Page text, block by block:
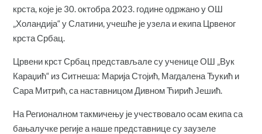
крста, које је 30. октобра 2023. године одржано у ОШ
„Холандија“ у Слатини, учешће је узела и екипа Црвеног
крста Србац.
Црвени крст Србац представљале су ученице ОШ „Вук
Караџић“ из Ситнеша: Марија Стојић, Магдалена Ђукић и
Сара Митрић, са наставницом Дивном Ћирић Јешић.
На Регионалном такмичењу је учествовало осам екипа са
бањалучке регије а наше представнице су заузеле